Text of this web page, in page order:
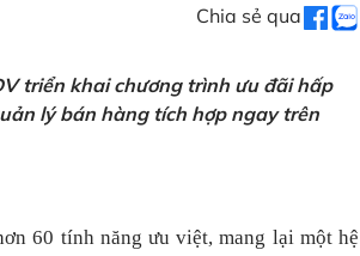
Chia sẻ qua
triển khai chương trình ưu đãi hấp
lý bán hàng tích hợp ngay trên
60 tính năng ưu việt, mang lại một hệ